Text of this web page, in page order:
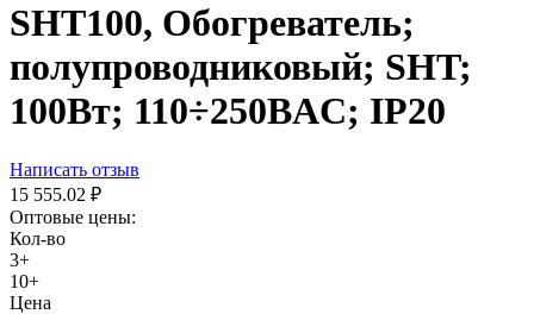
SHT100, Обогреватель;
полупроводниковый; SHT;
100Вт; 110÷250ВAC; IP20
Написать отзыв
15 555.02 ₽
Оптовые цены:
Кол-во
3+
10+
Цена